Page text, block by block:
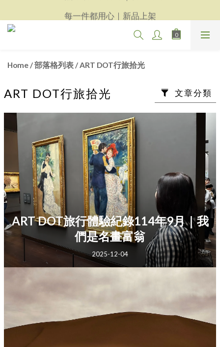
天然晶礦玉石飾品｜精選商品
每一件都用心｜新品上架
天然晶礦玉石飾品｜精選商品
Home /部落格列表 /ART DOT行旅拾光
ART DOT行旅拾光 文章分類
ART DOT旅行體驗紀錄114年9月｜我
們是名畫富翁
2025-12-04